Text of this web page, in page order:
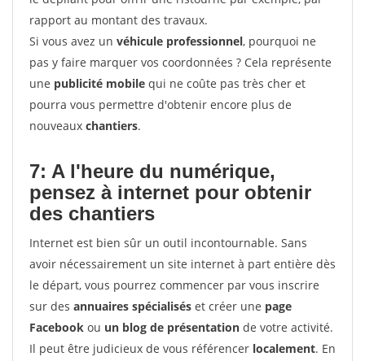
rapport au montant des travaux.
Si vous avez un véhicule professionnel, pourquoi ne
pas y faire marquer vos coordonnées ? Cela représente
une publicité mobile qui ne coûte pas très cher et
pourra vous permettre d'obtenir encore plus de
nouveaux chantiers.
7: A l'heure du numérique,
pensez à internet pour obtenir
des chantiers
Internet est bien sûr un outil incontournable. Sans
avoir nécessairement un site internet à part entière dès
le départ, vous pourrez commencer par vous inscrire
sur des annuaires spécialisés et créer une page
Facebook ou un blog de présentation de votre activité.
Il peut être judicieux de vous référencer localement. En